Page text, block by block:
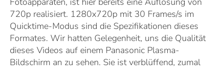
720p realisiert. 1280x720p mit 30 Frames/s im
Quicktime-Modus sind die Spezifikationen dieses
Formates. Wir hatten Gelegenheit, uns die Qualität
dieses Videos auf einem Panasonic Plasma-
Bildschirm an zu sehen. Sie ist verblüffend, zumal